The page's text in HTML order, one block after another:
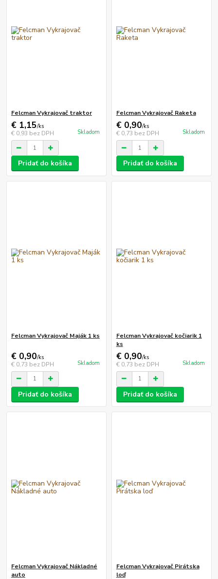
Felcman Vykrajovač traktor
€ 1,15/ks
€ 0,93 bez DPH Skladom
Pridať do košíka
Felcman Vykrajovač Raketa
€ 0,90/ks
€ 0,73 bez DPH Skladom
Pridať do košíka
Felcman Vykrajovač Maják 1 ks
€ 0,90/ks
€ 0,73 bez DPH Skladom
Pridať do košíka
Felcman Vykrajovač kočiarik 1
ks
€ 0,90/ks
€ 0,73 bez DPH Skladom
Pridať do košíka
Felcman Vykrajovač Nákladné
auto
Felcman Vykrajovač Pirátska
loď